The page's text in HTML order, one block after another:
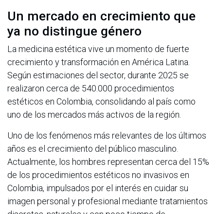
Un mercado en crecimiento que
ya no distingue género
La medicina estética vive un momento de fuerte
crecimiento y transformación en América Latina.
Según estimaciones del sector, durante 2025 se
realizaron cerca de 540.000 procedimientos
estéticos en Colombia, consolidando al país como
uno de los mercados más activos de la región.
Uno de los fenómenos más relevantes de los últimos
años es el crecimiento del público masculino.
Actualmente, los hombres representan cerca del 15%
de los procedimientos estéticos no invasivos en
Colombia, impulsados por el interés en cuidar su
imagen personal y profesional mediante tratamientos